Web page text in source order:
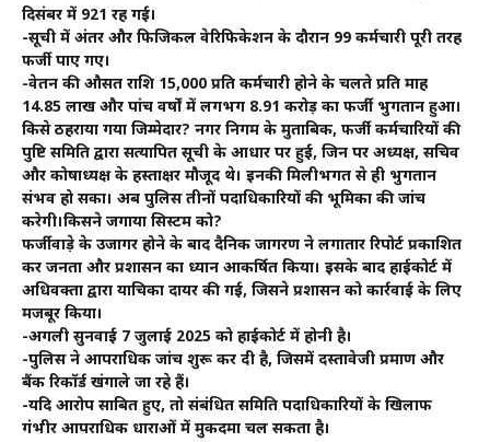
दिसंबर में 921 रह गई।
-सूची में अंतर और फिजिकल वेरिफिकेशन के दौरान 99 कर्मचारी पूरी तरह
फर्जी पाए गए।
-वेतन की औसत राशि ₹15,000 प्रति कर्मचारी होने के चलते प्रति माह
₹14.85 लाख और पांच वर्षों में लगभग ₹8.91 करोड़ का फर्जी भुगतान हुआ।
किसे ठहराया गया जिम्मेदार? नगर निगम के मुताबिक, फर्जी कर्मचारियों की
पुष्टि समिति द्वारा सत्यापित सूची के आधार पर हुई, जिन पर अध्यक्ष, सचिव
और कोषाध्यक्ष के हस्ताक्षर मौजूद थे। इनकी मिलीभगत से ही भुगतान
संभव हो सका। अब पुलिस तीनों पदाधिकारियों की भूमिका की जांच
करेगी।किसने जगाया सिस्टम को?
फर्जीवाड़े के उजागर होने के बाद दैनिक जागरण ने लगातार रिपोर्ट प्रकाशित
कर जनता और प्रशासन का ध्यान आकर्षित किया। इसके बाद हाईकोर्ट में
अधिवक्ता द्वारा याचिका दायर की गई, जिसने प्रशासन को कार्रवाई के लिए
मजबूर किया।
-अगली सुनवाई 7 जुलाई 2025 को हाईकोर्ट में होनी है।
-पुलिस ने आपराधिक जांच शुरू कर दी है, जिसमें दस्तावेजी प्रमाण और
बैंक रिकॉर्ड खंगाले जा रहे हैं।
-यदि आरोप साबित हुए, तो संबंधित समिति पदाधिकारियों के खिलाफ
गंभीर आपराधिक धाराओं में मुकदमा चल सकता है।